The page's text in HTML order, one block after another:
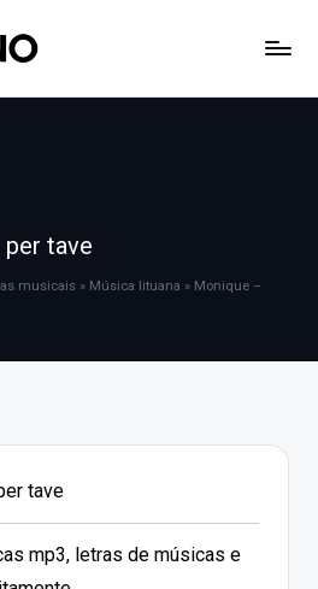
tave
musicais » Música lituana » Monique –
tave
mp3, letras de músicas e